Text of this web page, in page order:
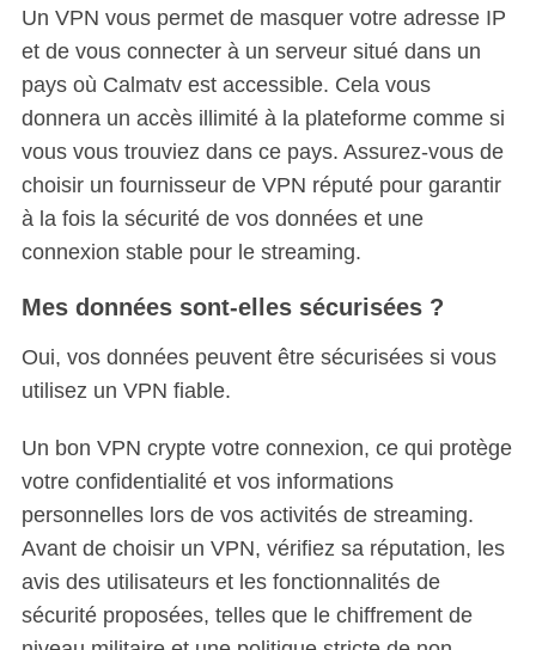
Un VPN vous permet de masquer votre adresse IP
et de vous connecter à un serveur situé dans un
pays où Calmatv est accessible. Cela vous
donnera un accès illimité à la plateforme comme si
vous vous trouviez dans ce pays. Assurez-vous de
choisir un fournisseur de VPN réputé pour garantir
à la fois la sécurité de vos données et une
connexion stable pour le streaming.
Mes données sont-elles sécurisées ?
Oui, vos données peuvent être sécurisées si vous
utilisez un VPN fiable.
Un bon VPN crypte votre connexion, ce qui protège
votre confidentialité et vos informations
personnelles lors de vos activités de streaming.
Avant de choisir un VPN, vérifiez sa réputation, les
avis des utilisateurs et les fonctionnalités de
sécurité proposées, telles que le chiffrement de